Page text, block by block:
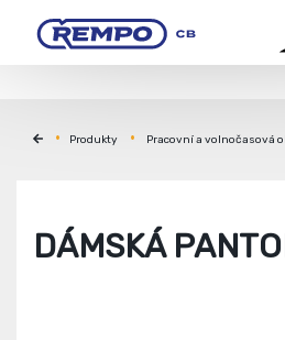
Produkty Pracovní a volnočasová
DÁMSKÁ